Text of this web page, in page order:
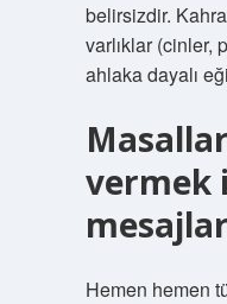
belirsizdir.
varlıklar (cinler,
ahlaka dayalı
vermek
Hemen hemen